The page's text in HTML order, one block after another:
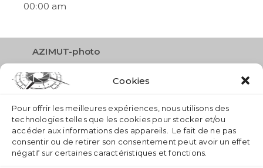
Cookies
Pour offrir les meilleures expériences, nous utilisons des
technologies telles que les cookies pour stocker et/ou
accéder aux informations des appareils. Le fait de ne pas
consentir ou de retirer son consentement peut avoir un effet
négatif sur certaines caractéristiques et fonctions.
00:00 am
AZIMUT-photo
Route des Narcisses 26
1833 Les Avants